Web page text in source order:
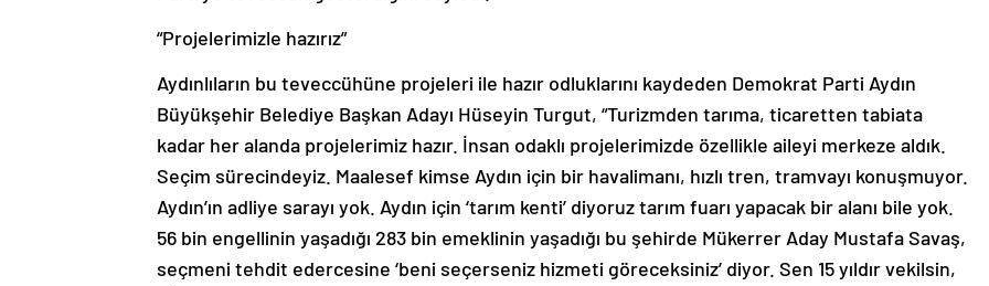
“Projelerimizle hazırız”
Aydınlıların bu teveccühüne projeleri ile hazır odluklarını kaydeden Demokrat Parti Aydın
Büyükşehir Belediye Başkan Adayı Hüseyin Turgut, “Turizmden tarıma, ticaretten tabiata
kadar her alanda projelerimiz hazır. İnsan odaklı projelerimizde özellikle aileyi merkeze aldık.
Seçim sürecindeyiz. Maalesef kimse Aydın için bir havalimanı, hızlı tren, tramvayı konuşmuyor.
Aydın’ın adliye sarayı yok. Aydın için ‘tarım kenti’ diyoruz tarım fuarı yapacak bir alanı bile yok.
56 bin engellinin yaşadığı 283 bin emeklinin yaşadığı bu şehirde Mükerrer Aday Mustafa Savaş,
seçmeni tehdit edercesine ‘beni seçerseniz hizmeti göreceksiniz’ diyor. Sen 15 yıldır vekilsin,